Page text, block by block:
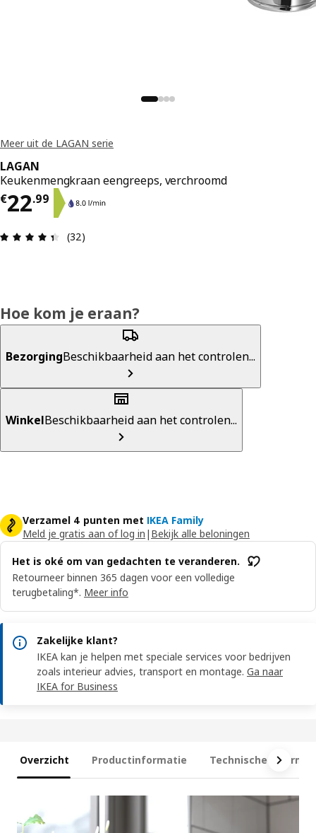
Meer uit de LAGAN serie
LAGAN
Keukenmengkraan eengreeps, verchroomd
€22.99
Prijs € 22.99
Review: 4.4 van 5 sterren. Totaal
(32)
Hoe kom je eraan?
BezorgingBeschikbaarheid aan het controlen...
WinkelBeschikbaarheid aan het controlen...
Verzamel 4 punten met IKEA Family
Meld je gratis aan of log in | Bekijk alle beloningen
Het is oké om van gedachten te veranderen.
Retourneer binnen 365 dagen voor een volledige
terugbetaling*. Meer info
Zakelijke klant?
IKEA kan je helpen met speciale services voor bedrijven
zoals interieur advies, transport en montage. Ga naar
IKEA for Business
Overzicht Productinformatie Technische